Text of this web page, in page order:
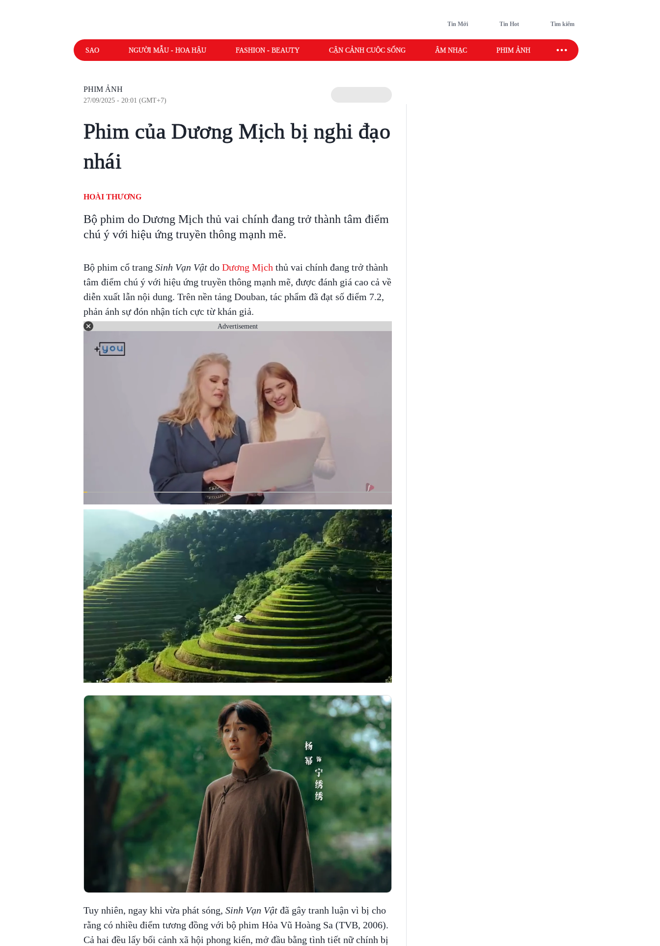
Tin Mới Tin Hot Tìm kiếm
SAO NGƯỜI MẪU - HOA HẬU FASHION - BEAUTY CẬN CẢNH CUỘC SỐNG ÂM NHẠC PHIM ẢNH SAO SPORT
PHIM ẢNH
27/09/2025 - 20:01 (GMT+7)
Phim của Dương Mịch bị nghi đạo
nhái
HOÀI THƯƠNG
Bộ phim do Dương Mịch thủ vai chính đang trở thành tâm điểm
chú ý với hiệu ứng truyền thông mạnh mẽ.
Bộ phim cổ trang Sinh Vạn Vậtdo Dương Mịch thủ vai chính đang trở thành
tâm điểm chú ý với hiệu ứng truyền thông mạnh mẽ, được đánh giá cao cả về
diễn xuất lẫn nội dung. Trên nền tảng Douban, tác phẩm đã đạt số điểm 7.2,
phản ánh sự đón nhận tích cực từ khán giả.
Advertisement
Tuy nhiên, ngay khi vừa phát sóng, Sinh Vạn Vậtđã gây tranh luận vì bị cho
rằng có nhiều điểm tương đồng với bộ phim Hỏa Vũ Hoàng Sa (TVB, 2006).
Cả hai đều lấy bối cảnh xã hội phong kiến, mở đầu bằng tình tiết nữ chính bị